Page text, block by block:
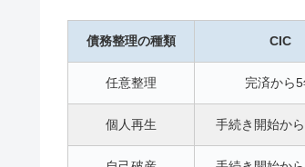
債務整理の種類 CIC
任意整理 完済から
個人再生 手続き開始か